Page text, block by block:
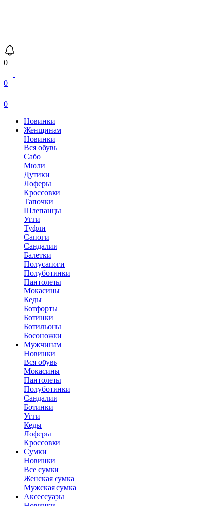
0
0
0
Новинки
Женщинам
Новинки
Вся обувь
Сабо
Мюли
Дутики
Лоферы
Кроссовки
Тапочки
Шлепанцы
Угги
Туфли
Сапоги
Сандалии
Балетки
Полусапоги
Полуботинки
Пантолеты
Мокасины
Кеды
Ботфорты
Ботинки
Ботильоны
Босоножки
Мужчинам
Новинки
Вся обувь
Мокасины
Пантолеты
Полуботинки
Сандалии
Ботинки
Угги
Кеды
Лоферы
Кроссовки
Сумки
Новинки
Все сумки
Женская сумка
Мужская сумка
Аксессуары